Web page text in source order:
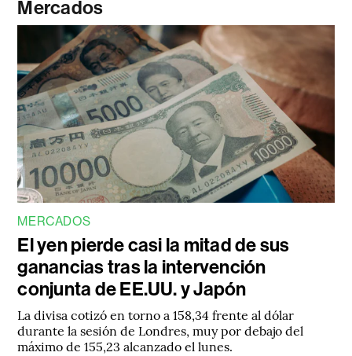
Mercados
MERCADOS
El yen pierde casi la mitad de sus
ganancias tras la intervención
conjunta de EE.UU. y Japón
La divisa cotizó en torno a 158,34 frente al dólar
durante la sesión de Londres, muy por debajo del
máximo de 155,23 alcanzado el lunes.